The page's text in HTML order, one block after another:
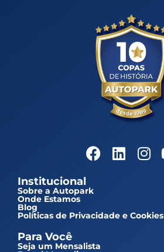
Institucional
Sobre a Autopark
Onde Estamos
Blog
Políticas de Privacidade e Cookies
Para Você
Seja um Mensalista